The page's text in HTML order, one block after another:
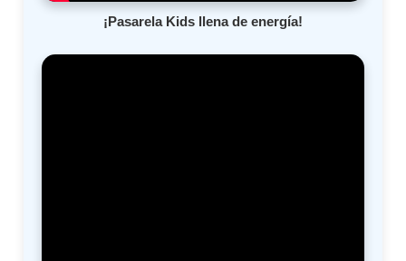
¡Pasarela Kids llena de energía!